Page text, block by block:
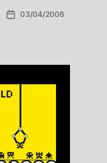
Data03/04/2006